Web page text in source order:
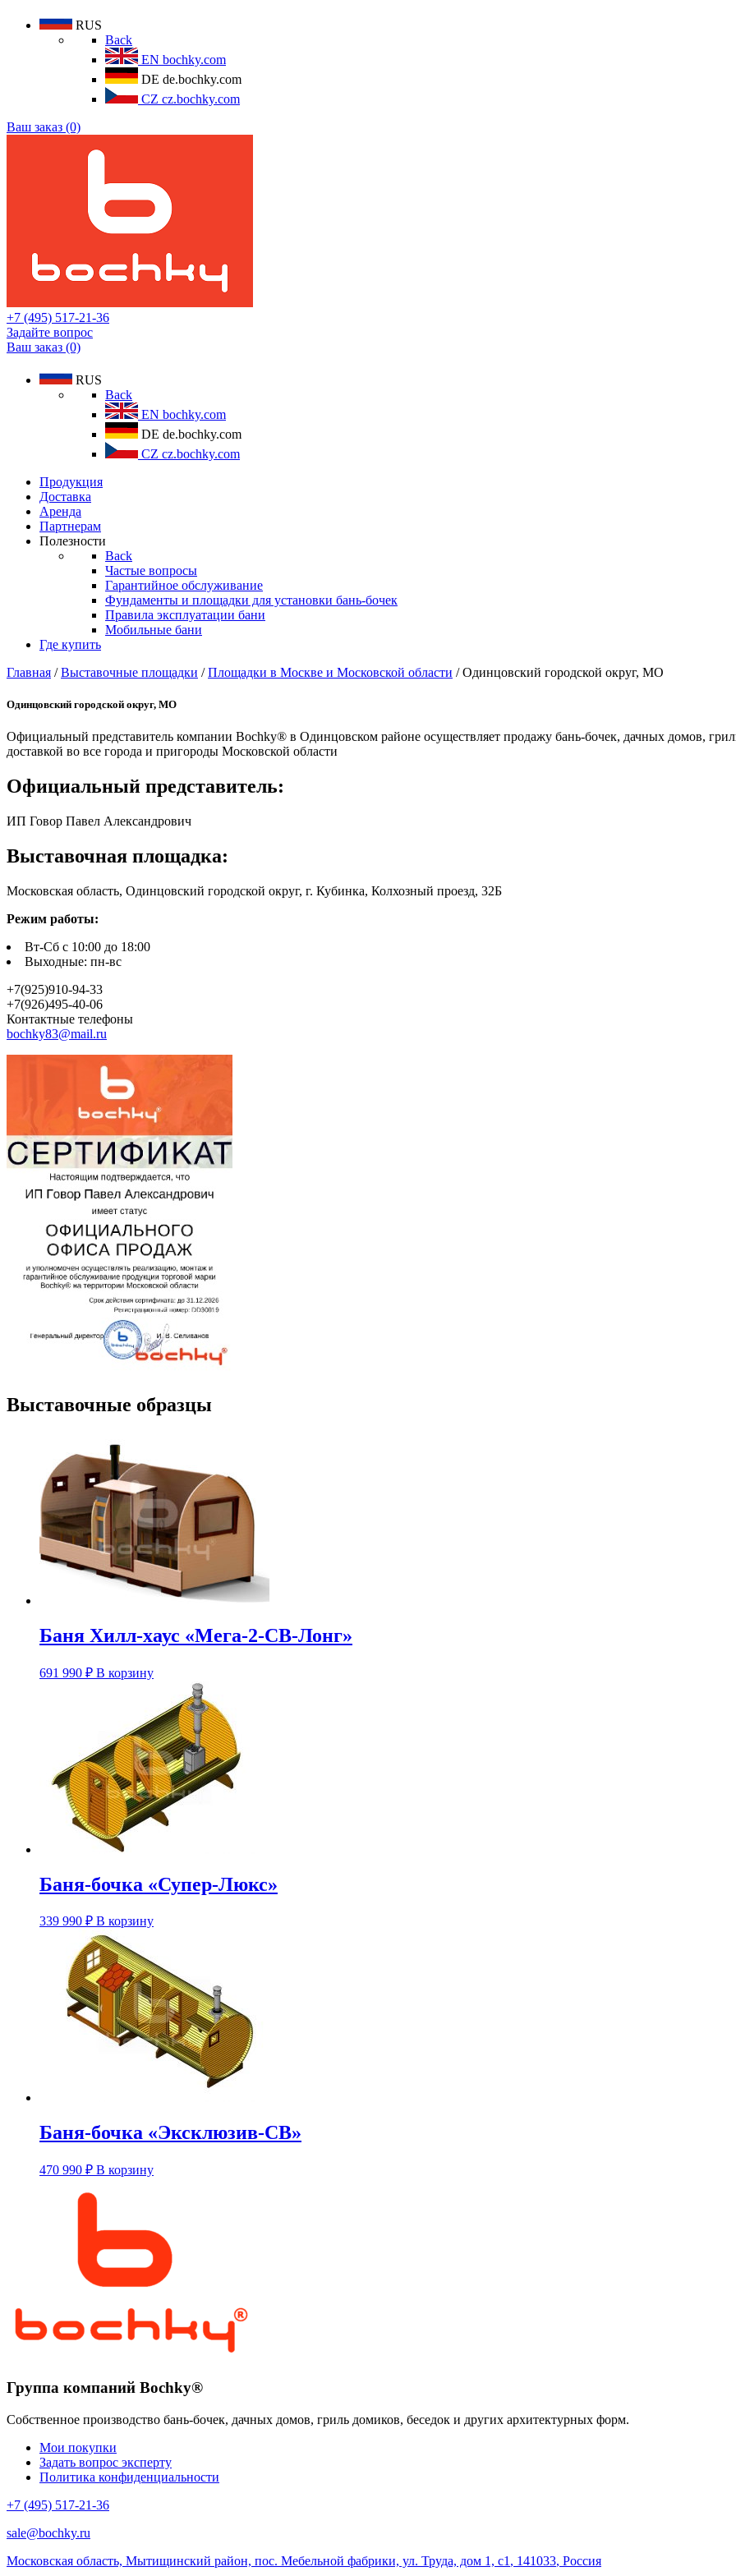
RUS
Back
EN bochky.com
DE de.bochky.com
CZ cz.bochky.com
Ваш заказ (0)
+7 (495) 517-21-36
Задайте вопрос
Ваш заказ (0)
RUS
Back
EN bochky.com
DE de.bochky.com
CZ cz.bochky.com
Продукция
Доставка
Аренда
Партнерам
Полезности
Back
Частые вопросы
Гарантийное обслуживание
Фундаменты и площадки для установки бань-бочек
Правила эксплуатации бани
Мобильные бани
Где купить
Главная /Выставочные площадки /Площадки в Москве и Московской области / Одинцовский городской округ, МО
Одинцовский городской округ, МО
Официальный представитель компании Boсhky® в Одинцовском районе осуществляет продажу бань-бочек, дачных домов,
доставкой во все города и пригороды Московской области
Официальный представитель:
ИП Говор Павел Александрович
Выставочная площадка:
Московская область, Одинцовский городской округ, г. Кубинка, Колхозный проезд, 32Б
Режим работы:
Вт-Сб с 10:00 до 18:00
Выходные: пн-вс
+7(925)910-94-33
+7(926)495-40-06
Контактные телефоны
bochky83@mail.ru
Выставочные образцы
Баня Хилл-хаус «Мега-2-СВ-Лонг»
691 990 ₽ В корзинуЭтот
имеет
несколько
вариаций.
Опции
можно
выбрать
на
странице
товара.
Баня-бочка «Супер-Люкс»
339 990 ₽ В корзинуЭтот
несколько
вариаций.
Опции
можно
выбрать
на
странице
товара.
Баня-бочка «Эксклюзив-СВ»
470 990 ₽ В корзинуЭтот
Опции
можно
выбрать
на
товара.
Группа компаний Bochky®
Собственное производство бань-бочек, дачных домов, гриль домиков, беседок и других архитектурных форм.
Мои покупки
Задать вопрос эксперту
Политика конфиденциальности
+7 (495) 517-21-36
sale@bochky.ru
Московская область, Мытищинский район, пос. Мебельной фабрики, ул. Труда, дом 1, с1 , 141033, Россия